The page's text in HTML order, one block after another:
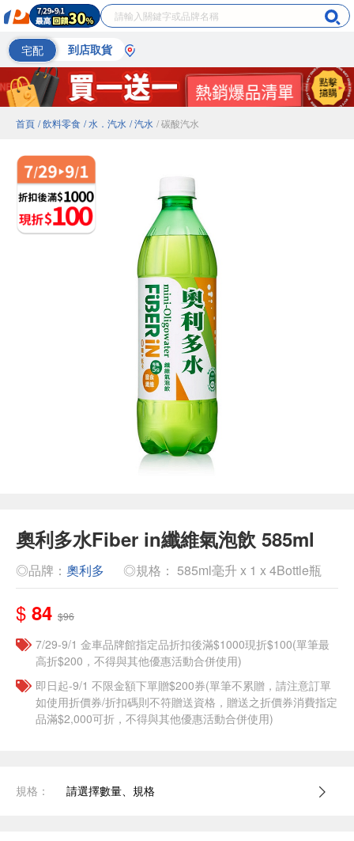
宅配 到店取貨
首頁 / 飲料零食 / 水．汽水 / 汽水 / 碳酸汽水
奧利多水Fiber in纖維氣泡飲 585ml
◎品牌： 奧利多 ◎規格： 585ml毫升 x 1 x 4Bottle瓶
$ 84 $96
7/29-9/1 金車品牌館指定品折扣後滿$1000現折$100(單筆最
高折$200，不得與其他優惠活動合併使用)
即日起-9/1 不限金額下單贈$200券(單筆不累贈，請注意訂單
如使用折價券/折扣碼則不符贈送資格，贈送之折價券消費指定
品滿$2,000可折，不得與其他優惠活動合併使用)
規格： 請選擇數量、規格